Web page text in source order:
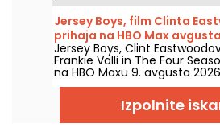
Jersey Boys, film Clinta
prihaja na HBO Max
Jersey Boys, Clint
Frankie Valli in The Four
na HBO Maxu 9. avgusta
Izpolnite